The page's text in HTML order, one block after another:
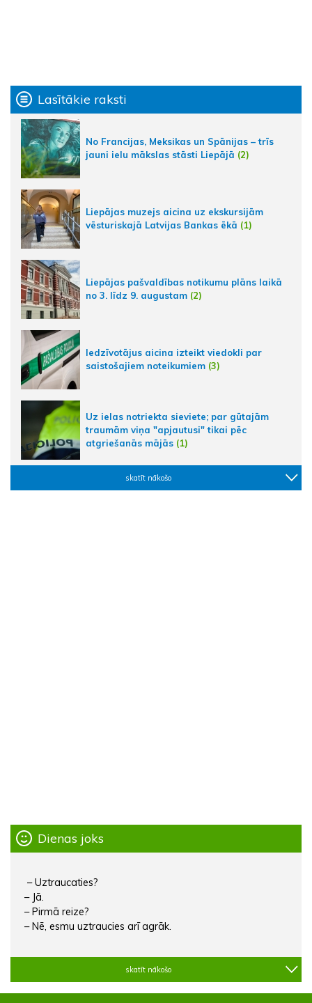
Lasītākie raksti
No Francijas, Meksikas un Spānijas – trīs
jauni ielu mākslas stāsti Liepājā (2)
Liepājas muzejs aicina uz ekskursijām
vēsturiskajā Latvijas Bankas ēkā (1)
Liepājas pašvaldības notikumu plāns laikā
no 3. līdz 9. augustam (2)
Iedzīvotājus aicina izteikt viedokli par
saistošajiem noteikumiem (3)
Uz ielas notriekta sieviete; par gūtajām
traumām viņa "apjautusi" tikai pēc
atgriešanās mājās (1)
skatīt nākošo
Dienas joks
– Uztraucaties?
– Jā.
– Pirmā reize?
– Nē, esmu uztraucies arī agrāk.
skatīt nākošo